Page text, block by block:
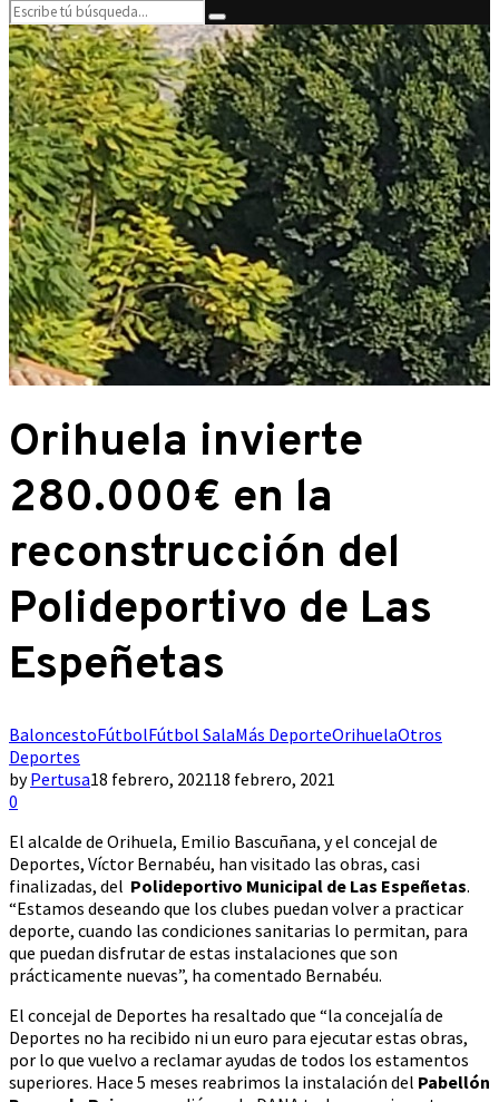
Search
for:
Search
Orihuela invierte
280.000€ en la
reconstrucción del
Polideportivo de Las
Espeñetas
BaloncestoFútbolFútbol SalaMás DeporteOrihuelaOtros
Deportes
byPertusa18 febrero, 202118 febrero, 2021
0
El alcalde de Orihuela, Emilio Bascuñana, y el concejal de
Deportes, Víctor Bernabéu, han visitado las obras, casi
finalizadas, del Polideportivo Municipal de Las Espeñetas.
“Estamos deseando que los clubes puedan volver a practicar
deporte, cuando las condiciones sanitarias lo permitan, para
que puedan disfrutar de estas instalaciones que son
prácticamente nuevas”, ha comentado Bernabéu.
El concejal de Deportes ha resaltado que “la concejalía de
Deportes no ha recibido ni un euro para ejecutar estas obras,
por lo que vuelvo a reclamar ayudas de todos los estamentos
superiores. Hace 5 meses reabrimos la instalación del Pabellón